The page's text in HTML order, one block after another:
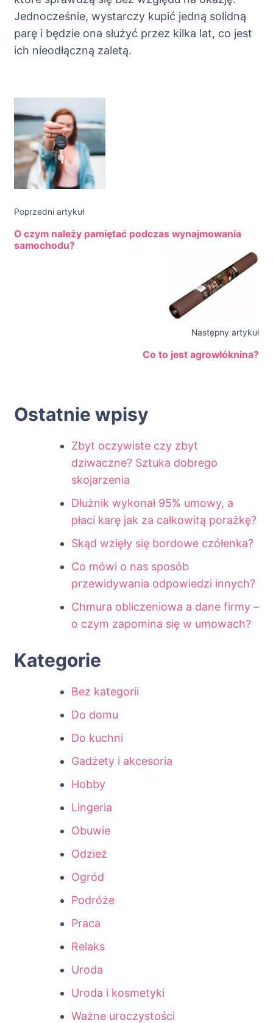
Jednocześnie, wystarczy kupić jedną solidną
parę i będzie ona służyć przez kilka lat, co jest
ich nieodłączną zaletą.
Nawigacja
wpisu
Poprzedni artykuł
O czym należy pamiętać podczas wynajmowania
samochodu?
Następny artykuł
Co to jest agrowłóknina?
Ostatnie wpisy
Zbyt oczywiste czy zbyt
dziwaczne? Sztuka dobrego
skojarzenia
Dłużnik wykonał 95% umowy, a
płaci karę jak za całkowitą porażkę?
Skąd wzięły się bordowe czółenka?
Co mówi o nas sposób
przewidywania odpowiedzi innych?
Chmura obliczeniowa a dane firmy –
o czym zapomina się w umowach?
Kategorie
Bez kategorii
Do domu
Do kuchni
Gadżety i akcesoria
Hobby
Lingeria
Obuwie
Odzież
Ogród
Podróże
Praca
Relaks
Uroda
Uroda i kosmetyki
Ważne uroczystości